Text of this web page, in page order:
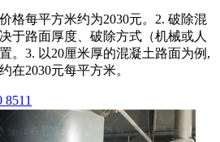
格每平方米约为2030元。2. 破除混
于路面厚度、破除方式（机械或人
。3. 以20厘米厚的混凝土路面为例,
在2030元每平方米。
8511